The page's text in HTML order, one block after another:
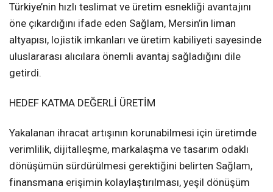
Türkiye’nin hızlı teslimat ve üretim esnekliği avantajını
öne çıkardığını ifade eden Sağlam, Mersin’in liman
altyapısı, lojistik imkanları ve üretim kabiliyeti sayesinde
uluslararası alıcılara önemli avantaj sağladığını dile
getirdi.
HEDEF KATMA DEĞERLİ ÜRETİM
Yakalanan ihracat artışının korunabilmesi için üretimde
verimlilik, dijitalleşme, markalaşma ve tasarım odaklı
dönüşümün sürdürülmesi gerektiğini belirten Sağlam,
finansmana erişimin kolaylaştırılması, yeşil dönüşüm